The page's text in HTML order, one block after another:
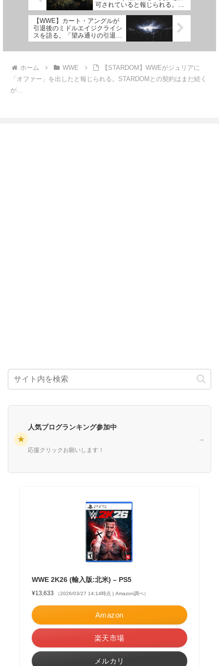
可されていると報じられる。
2024年2月に契約満了
【WWE】カート・アングルが
引退後のミドルエイジクライシ
スを語る。「望み通りの引退に
はならなかったからね」
ホーム WWE
【STARDOM】WWEがジュリアに
「オファー」を出したと報じられる。STARDOMとの契約はまだ続く
が…
★
人気ブログランキング参加中
応援クリックお願いします！
→
WWE 2K26 (輸入版:北米) – PS5
¥13,633 （2026/03/27 14:14時点 | Amazon調べ）
Amazon
楽天市場
メルカリ